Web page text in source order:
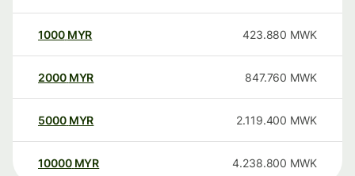
1000 MYR 423.880 MWK
2000 MYR 847.760 MWK
5000 MYR 2.119.400 MWK
10000 MYR 4.238.800 MWK